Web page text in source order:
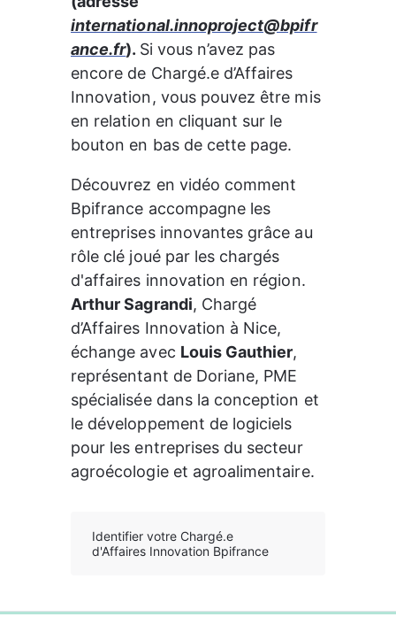
international.innoproject@bpifr
ance.fr). Si vous n’avez pas
encore de Chargé.e d’Affaires
Innovation, vous pouvez être mis
en relation en cliquant sur le
bouton en bas de cette page.
Découvrez en vidéo comment
Bpifrance accompagne les
entreprises innovantes grâce au
rôle clé joué par les chargés
d'affaires innovation en région.
Arthur Sagrandi, Chargé
d’Affaires Innovation à Nice,
échange avec Louis Gauthier,
représentant de Doriane, PME
spécialisée dans la conception et
le développement de logiciels
pour les entreprises du secteur
agroécologie et agroalimentaire.
Identifier votre Chargé.e
d'Affaires Innovation Bpifrance